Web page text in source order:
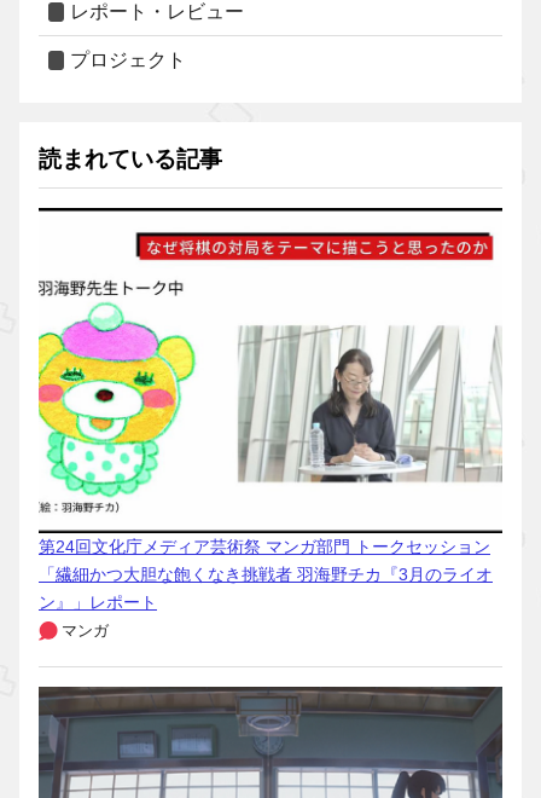
レポート・レビュー
プロジェクト
読まれている記事
第24回文化庁メディア芸術祭 マンガ部門 トークセッション
「繊細かつ大胆な飽くなき挑戦者 羽海野チカ『3月のライオ
ン』」レポート
マンガ